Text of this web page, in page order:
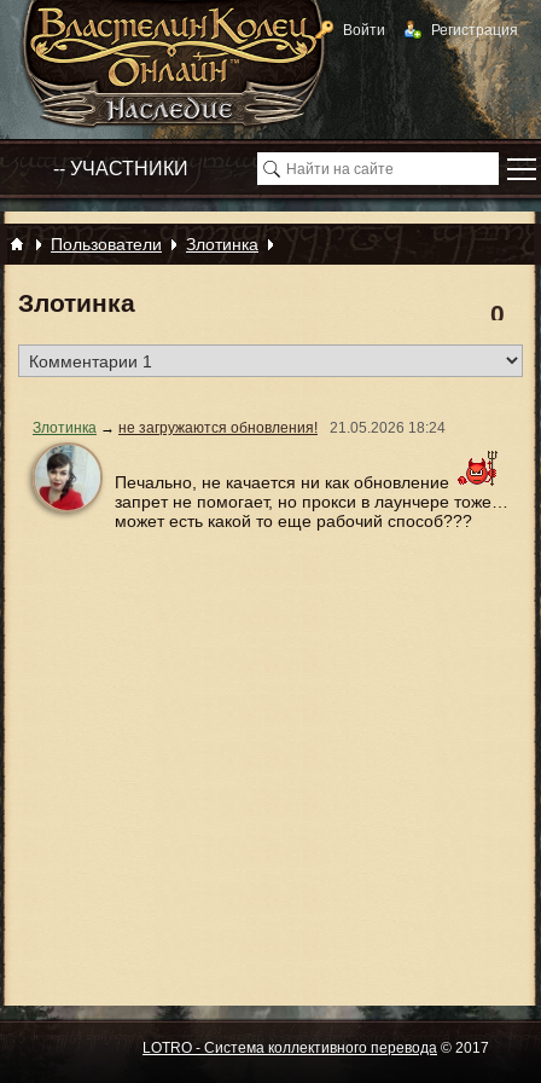
Войти Регистрация
Пользователи Злотинка
0
Злотинка
Злотинка → не загружаются обновления! 21.05.2026 18:24
Печально, не качается ни как обновление
запрет не помогает, но прокси в лаунчере тоже…
может есть какой то еще рабочий способ???
LOTRO - Система коллективного перевода © 2017